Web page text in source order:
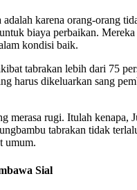
karena orang-orang
biaya perbaikan. Mereka
kondisi baik.
tabrakan lebih dari 75
harus dikeluarkan sang
merasa rugi. Itulah kenapa,
tabrakan tidak
umum.
Sial